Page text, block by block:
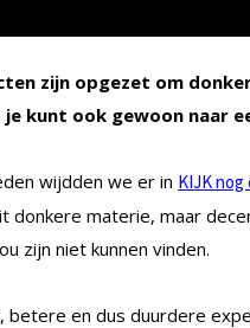
zijn opgezet om
je kunt ook gewoon naar
wijdden we er in KIJK nog
donkere materie, maar
zijn niet kunnen vinden.
betere en dus duurdere